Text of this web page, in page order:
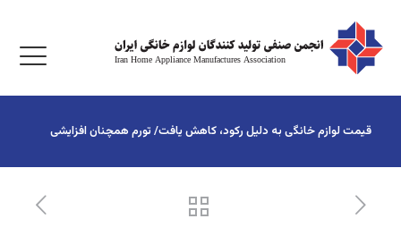
قیمت لوازم خانگی به دلیل رکود، کاهش یافت/ تورم همچنان افزایشی